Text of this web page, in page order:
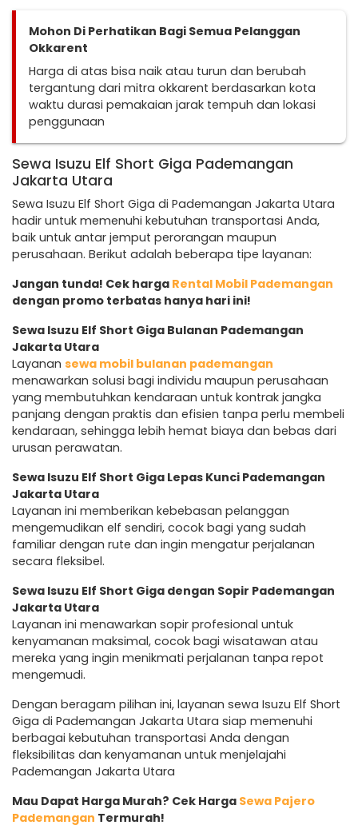
Mohon Di Perhatikan Bagi Semua Pelanggan
Okkarent
Harga di atas bisa naik atau turun dan berubah
tergantung dari mitra okkarent berdasarkan kota
waktu durasi pemakaian jarak tempuh dan lokasi
penggunaan
Sewa Isuzu Elf Short Giga Pademangan
Jakarta Utara
Sewa Isuzu Elf Short Giga di Pademangan Jakarta Utara
hadir untuk memenuhi kebutuhan transportasi Anda,
baik untuk antar jemput perorangan maupun
perusahaan. Berikut adalah beberapa tipe layanan:
Jangan tunda! Cek harga Rental Mobil Pademangan
dengan promo terbatas hanya hari ini!
Sewa Isuzu Elf Short Giga Bulanan Pademangan
Jakarta Utara
Layanan sewa mobil bulanan pademangan
menawarkan solusi bagi individu maupun perusahaan
yang membutuhkan kendaraan untuk kontrak jangka
panjang dengan praktis dan efisien tanpa perlu membeli
kendaraan, sehingga lebih hemat biaya dan bebas dari
urusan perawatan.
Sewa Isuzu Elf Short Giga Lepas Kunci Pademangan
Jakarta Utara
Layanan ini memberikan kebebasan pelanggan
mengemudikan elf sendiri, cocok bagi yang sudah
familiar dengan rute dan ingin mengatur perjalanan
secara fleksibel.
Sewa Isuzu Elf Short Giga dengan Sopir Pademangan
Jakarta Utara
Layanan ini menawarkan sopir profesional untuk
kenyamanan maksimal, cocok bagi wisatawan atau
mereka yang ingin menikmati perjalanan tanpa repot
mengemudi.
Dengan beragam pilihan ini, layanan sewa Isuzu Elf Short
Giga di Pademangan Jakarta Utara siap memenuhi
berbagai kebutuhan transportasi Anda dengan
fleksibilitas dan kenyamanan untuk menjelajahi
Pademangan Jakarta Utara
Mau Dapat Harga Murah? Cek Harga Sewa Pajero
Pademangan Termurah!